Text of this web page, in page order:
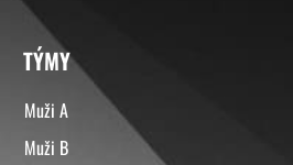
TÝMY
Muži A
Muži B